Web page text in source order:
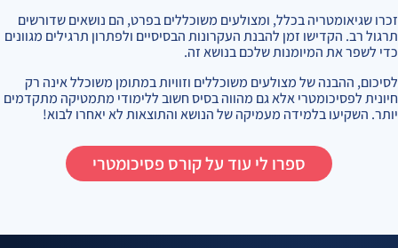
זכרו שגיאומטריה בכלל, ומצולעים משוכללים בפרט, הם נושאים שדורשים
תרגול רב. הקדישו זמן להבנת העקרונות הבסיסיים ולפתרון תרגילים מגוונים
כדי לשפר את המיומנות שלכם בנושא זה.
לסיכום, ההבנה של מצולעים משוכללים וזוויות במתומן משוכלל אינה רק
חיונית לפסיכומטרי אלא גם מהווה בסיס חשוב ללימודי מתמטיקה מתקדמים
יותר. השקיעו בלמידה מעמיקה של הנושא והתוצאות לא יאחרו לבוא!
ספרו לי עוד על קורס פסיכומטרי